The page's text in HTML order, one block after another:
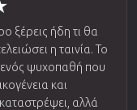
ξέρεις ήδη τι θα
η ταινία. Το
ενός ψυχοπαθή που
και
αλλά